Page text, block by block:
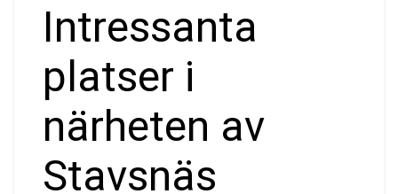
Intressanta
platser i
närheten av
Stavsnäs